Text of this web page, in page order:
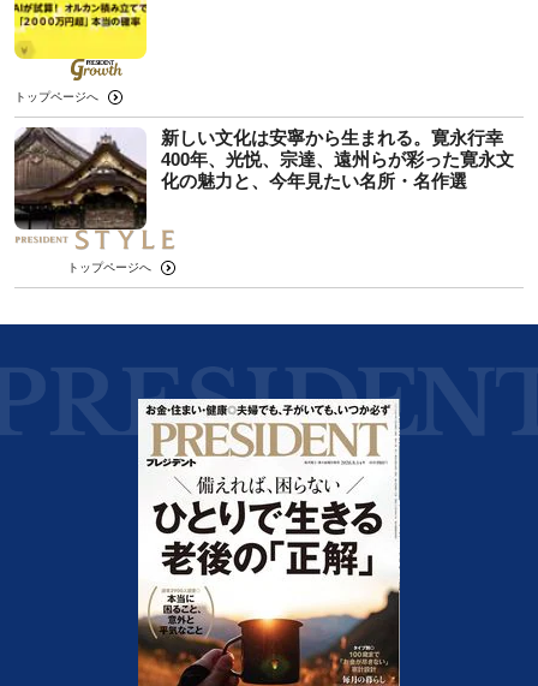
トップページへ
新しい文化は安寧から生まれる。寛永行幸
400年、光悦、宗達、遠州らが彩った寛永文
化の魅力と、今年見たい名所・名作選
トップページへ